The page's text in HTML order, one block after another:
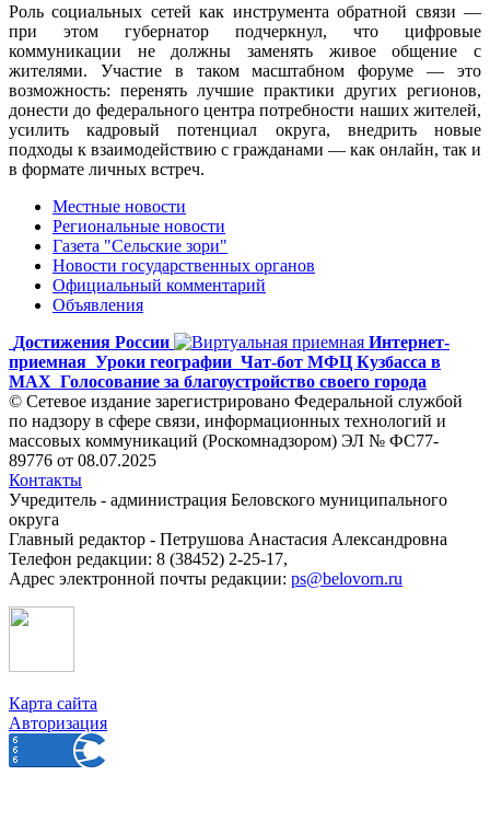
Роль социальных сетей как инструмента обратной связи —
при этом губернатор подчеркнул, что цифровые
коммуникации не должны заменять живое общение с
жителями. Участие в таком масштабном форуме — это
возможность: перенять лучшие практики других регионов,
донести до федерального центра потребности наших жителей,
усилить кадровый потенциал округа, внедрить новые
подходы к взаимодействию с гражданами — как онлайн, так и
в формате личных встреч.
Местные новости
Региональные новости
Газета "Сельские зори"
Новости государственных органов
Официальный комментарий
Объявления
Достижения России
Интернет-
приемная Уроки географии Чат-бот МФЦ Кузбасса в
MAX Голосование за благоустройство своего города
© Сетевое издание зарегистрировано Федеральной службой
по надзору в сфере связи, информационных технологий и
массовых коммуникаций (Роскомнадзором) ЭЛ № ФС77-
89776 от 08.07.2025
Контакты
Учредитель - администрация Беловского муниципального
округа
Главный редактор - Петрушова Анастасия Александровна
Телефон редакции: 8 (38452) 2-25-17,
Адрес электронной почты редакции: ps@belovorn.ru
Карта сайта
Авторизация